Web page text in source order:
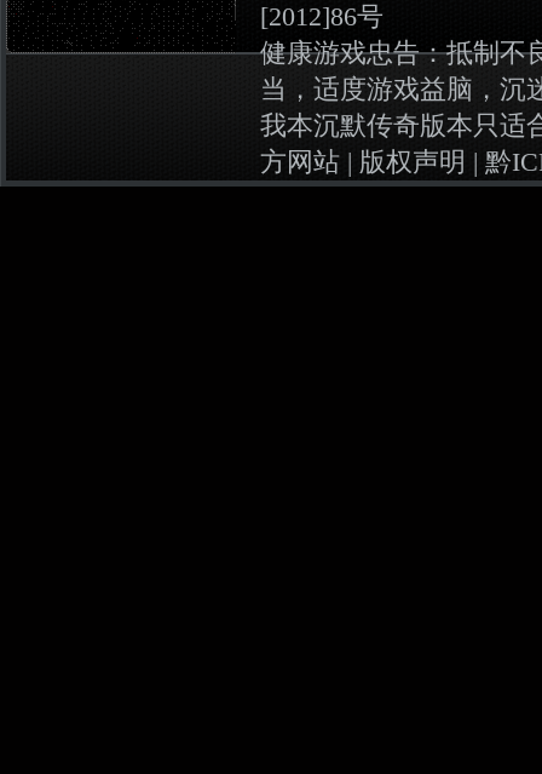
[2012]86号
健康游戏忠告：抵制不
当，适度游戏益脑，沉
我本沉默传奇版本只适
方网站 | 版权声明 | 黔